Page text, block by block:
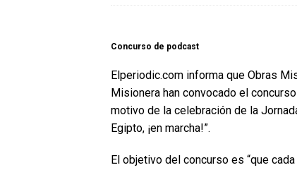
Concurso de podcast
Elperiodic.com informa que Obras
Misionera han convocado el
motivo de la celebración de la
Egipto, ¡en marcha!”.
El objetivo del concurso es “que